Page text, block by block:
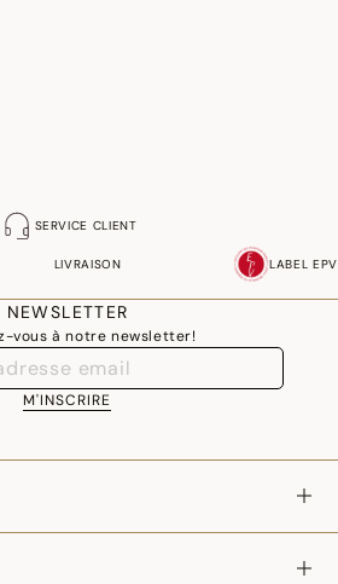
SERVICE CLIENT
LIVRAISON LABEL EPV
NEWSLETTER
vous à notre newsletter!
M'INSCRIRE